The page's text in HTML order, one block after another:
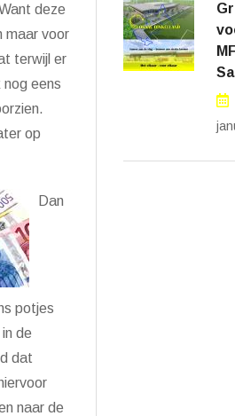
deze
maar voor
terwijl er
eens
op
Dan
potjes
de
dat
naar de